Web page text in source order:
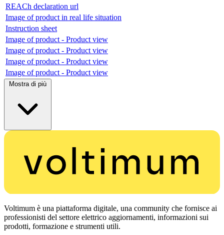
REACh declaration url
Image of product in real life situation
Instruction sheet
Image of product - Product view
Image of product - Product view
Image of product - Product view
Image of product - Product view
Mostra di più
Voltimum è una piattaforma digitale, una community che fornisce ai
professionisti del settore elettrico aggiornamenti, informazioni sui
prodotti, formazione e strumenti utili.